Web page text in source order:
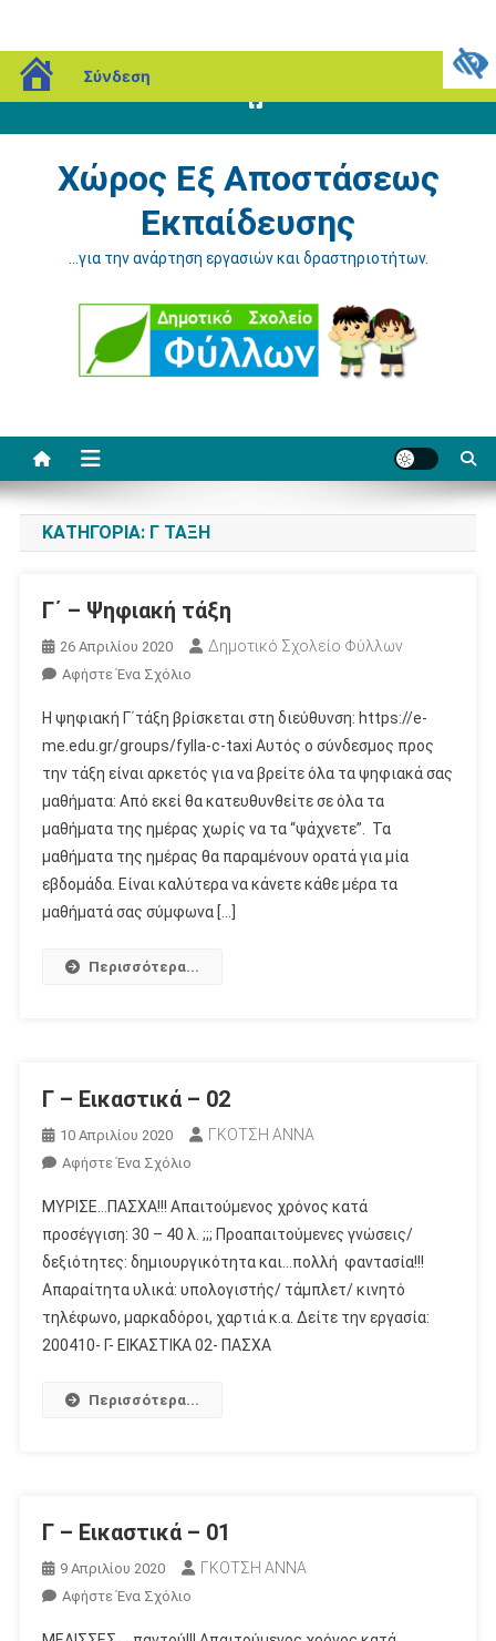
blogs.sch.gr
Σύνδεση
Μεταπηδήστε
στο
Χώρος Εξ Αποστάσεως
Εκπαίδευσης
…για την ανάρτηση εργασιών και δραστηριοτήτων.
ΚΑΤΗΓΟΡΊΑ: Γ ΤΑΞΗ
Γ΄ – Ψηφιακή τάξη
26 Απριλίου 2020 Δημοτικό Σχολείο Φύλλων
Αφήστε Ένα ΣχόλιοΓια
Γ΄
–
Ψηφιακή
Τάξη
Η ψηφιακή Γ΄τάξη βρίσκεται στη διεύθυνση: https://e-
me.edu.gr/groups/fylla-c-taxi Αυτός ο σύνδεσμος προς
την τάξη είναι αρκετός για να βρείτε όλα τα ψηφιακά σας
μαθήματα: Από εκεί θα κατευθυνθείτε σε όλα τα
μαθήματα της ημέρας χωρίς να τα “ψάχνετε”. Τα
μαθήματα της ημέρας θα παραμένουν ορατά για μία
εβδομάδα. Είναι καλύτερα να κάνετε κάθε μέρα τα
μαθήματά σας σύμφωνα […]
Περισσότερα...
Γ – Εικαστικά – 02
10 Απριλίου 2020 ΓΚΟΤΣΗ ΑΝΝΑ
Αφήστε Ένα ΣχόλιοΓια
Γ
–
Εικαστικά
–
02
ΜΥΡΙΣΕ…ΠΑΣΧΑ!!! Απαιτούμενος χρόνος κατά
προσέγγιση: 30 – 40 λ. ;;; Προαπαιτούμενες γνώσεις/
δεξιότητες: δημιουργικότητα και…πολλή φαντασία!!!
Απαραίτητα υλικά: υπολογιστής/ τάμπλετ/ κινητό
τηλέφωνο, μαρκαδόροι, χαρτιά κ.α. Δείτε την εργασία:
200410- Γ- ΕΙΚΑΣΤΙΚΑ 02- ΠΑΣΧΑ
Περισσότερα...
Γ – Εικαστικά – 01
9 Απριλίου 2020 ΓΚΟΤΣΗ ΑΝΝΑ
Αφήστε Ένα ΣχόλιοΓια